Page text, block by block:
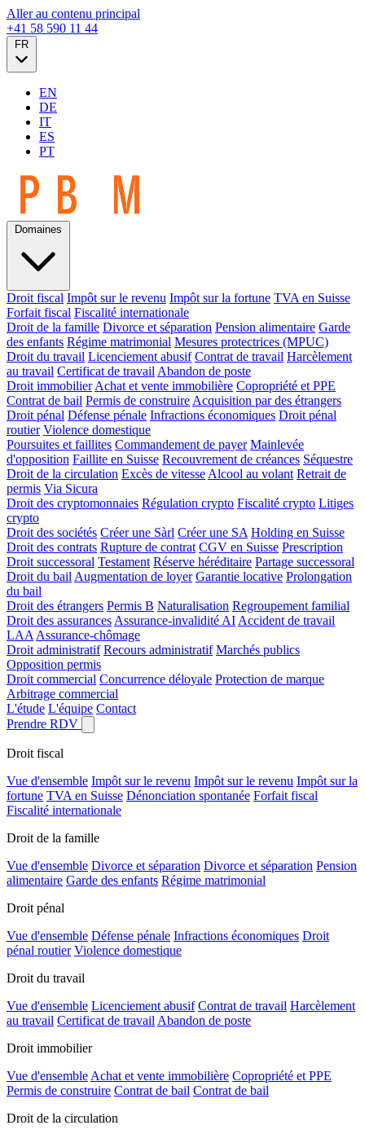
Aller au contenu principal
+41 58 590 11 44
EN
DE
IT
ES
PT
Droit fiscal Impôt sur le revenu Impôt sur la fortune TVA en Suisse
Forfait fiscal Fiscalité internationale
Droit de la famille Divorce et séparation Pension alimentaire Garde
des enfants Régime matrimonial Mesures protectrices (MPUC)
Droit du travail Licenciement abusif Contrat de travail Harcèlement
au travail Certificat de travail Abandon de poste
Droit immobilier Achat et vente immobilière Copropriété et PPE
Contrat de bail Permis de construire Acquisition par des étrangers
Droit pénal Défense pénale Infractions économiques Droit pénal
routier Violence domestique
Poursuites et faillites Commandement de payer Mainlevée
d'opposition Faillite en Suisse Recouvrement de créances Séquestre
Droit de la circulation Excès de vitesse Alcool au volant Retrait de
permis Via Sicura
Droit des cryptomonnaies Régulation crypto Fiscalité crypto Litiges
crypto
Droit des sociétés Créer une Sàrl Créer une SA Holding en Suisse
Droit des contrats Rupture de contrat CGV en Suisse Prescription
Droit successoral Testament Réserve héréditaire Partage successoral
Droit du bail Augmentation de loyer Garantie locative Prolongation
du bail
Droit des étrangers Permis B Naturalisation Regroupement familial
Droit des assurances Assurance-invalidité AI Accident de travail
LAA Assurance-chômage
Droit administratif Recours administratif Marchés publics
Opposition permis
Droit commercial Concurrence déloyale Protection de marque
Arbitrage commercial
L'étude L'équipe Contact
Prendre RDV
Droit fiscal
Vue d'ensemble Impôt sur le revenu Impôt sur le revenu Impôt sur la
fortune TVA en Suisse Dénonciation spontanée Forfait fiscal
Fiscalité internationale
Droit de la famille
Vue d'ensemble Divorce et séparation Divorce et séparation Pension
alimentaire Garde des enfants Régime matrimonial
Droit pénal
Vue d'ensemble Défense pénale Infractions économiques Droit
pénal routier Violence domestique
Droit du travail
Vue d'ensemble Licenciement abusif Contrat de travail Harcèlement
au travail Certificat de travail Abandon de poste
Droit immobilier
Vue d'ensemble Achat et vente immobilière Copropriété et PPE
Permis de construire Contrat de bail Contrat de bail
Droit de la circulation